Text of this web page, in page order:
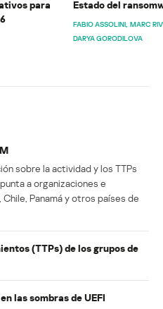
para
Estado del
FABIO ASSOLINI MARC
DARYA GORODILOVA
sobre la actividad y los TTPs
a organizaciones e
Panamá y otros países de
(TTPs) de los grupos de
las sombras de UEFI